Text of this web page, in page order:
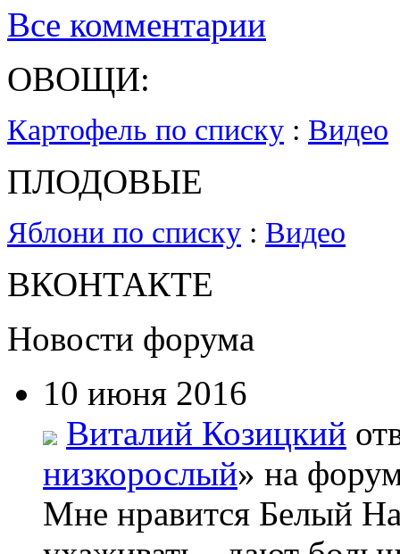
Все комментарии
ОВОЩИ:
Картофель по списку : Видео
ПЛОДОВЫЕ
Яблони по списку : Видео
ВКОНТАКТЕ
Новости форума
10 июня 2016
Виталий Козицкий
низкорослый» на
Мне нравится Белый